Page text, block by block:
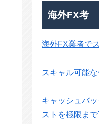
海外FX考
海外FX業者で
スキャル可能
キャッシュバ
ストを極限まで